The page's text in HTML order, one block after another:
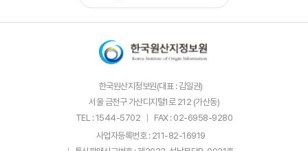
한국원산지정보원(대표 : 김일권)
서울 금천구 가산디지털1로 212 (가산동)
TEL : 1544-5702
FAX : 02-6958-9280
사업자등록번호 : 211-82-16919